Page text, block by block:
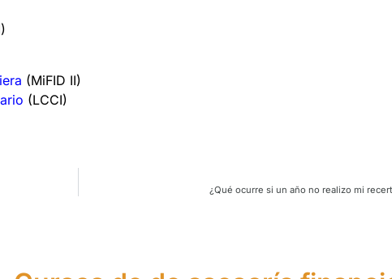
(MiFID II)
(LCCI)
¿Qué ocurre si un año no realizo mi